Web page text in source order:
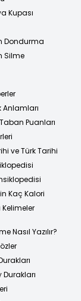
Kupası
Dondurma
Silme
Anlamları
Puanları
ve Türk Tarihi
Kaç Kalori
Kelimeler
Nasıl Yazılır?